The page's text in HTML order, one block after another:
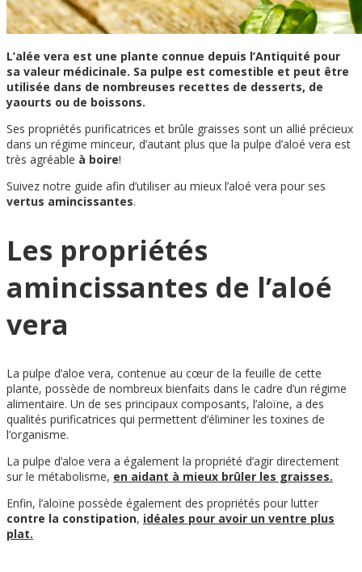
L’alée vera est une plante connue depuis l’Antiquité pour
sa valeur médicinale. Sa pulpe est comestible et peut être
utilisée dans de nombreuses recettes de desserts, de
yaourts ou de boissons.
Ses propriétés purificatrices et brûle graisses sont un allié précieux
dans un régime minceur, d’autant plus que la pulpe d’aloé vera est
très agréable à boire!
Suivez notre guide afin d’utiliser au mieux l’aloé vera pour ses
vertus amincissantes.
Les propriétés
amincissantes de l’aloé
vera
La pulpe d’aloe vera, contenue au cœur de la feuille de cette
plante, possède de nombreux bienfaits dans le cadre d’un régime
alimentaire. Un de ses principaux composants, l’aloïne, a des
qualités purificatrices qui permettent d’éliminer les toxines de
l’organisme.
La pulpe d’aloe vera a également la propriété d’agir directement
sur le métabolisme, en aidant à mieux brûler les graisses.
Enfin, l’aloïne possède également des propriétés pour lutter
contre la constipation, idéales pour avoir un ventre plus
plat.